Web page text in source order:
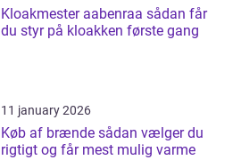
Kloakmester aabenraa sådan får
du styr på kloakken første gang
11 january 2026
Køb af brænde sådan vælger du
rigtigt og får mest mulig varme